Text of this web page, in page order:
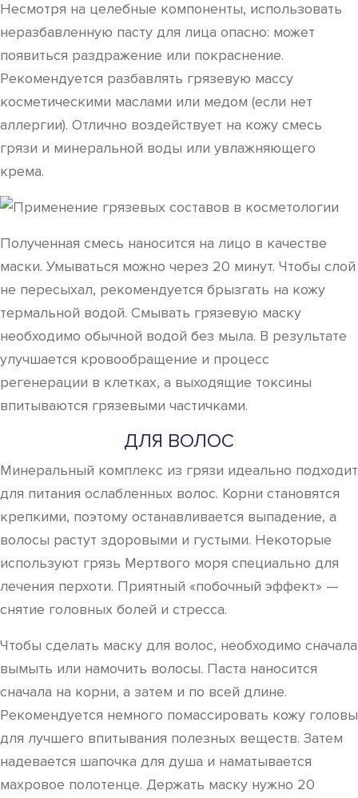
Несмотря на целебные компоненты, использовать
неразбавленную пасту для лица опасно: может
появиться раздражение или покраснение.
Рекомендуется разбавлять грязевую массу
косметическими маслами или медом (если нет
аллергии). Отлично воздействует на кожу смесь
грязи и минеральной воды или увлажняющего
крема.
Полученная смесь наносится на лицо в качестве
маски. Умываться можно через 20 минут. Чтобы слой
не пересыхал, рекомендуется брызгать на кожу
термальной водой. Смывать грязевую маску
необходимо обычной водой без мыла. В результате
улучшается кровообращение и процесс
регенерации в клетках, а выходящие токсины
впитываются грязевыми частичками.
ДЛЯ ВОЛОС
Минеральный комплекс из грязи идеально подходит
для питания ослабленных волос. Корни становятся
крепкими, поэтому останавливается выпадение, а
волосы растут здоровыми и густыми. Некоторые
используют грязь Мертвого моря специально для
лечения перхоти. Приятный «побочный эффект» —
снятие головных болей и стресса.
Чтобы сделать маску для волос, необходимо сначала
вымыть или намочить волосы. Паста наносится
сначала на корни, а затем и по всей длине.
Рекомендуется немного помассировать кожу головы
для лучшего впитывания полезных веществ. Затем
надевается шапочка для душа и наматывается
махровое полотенце. Держать маску нужно 20